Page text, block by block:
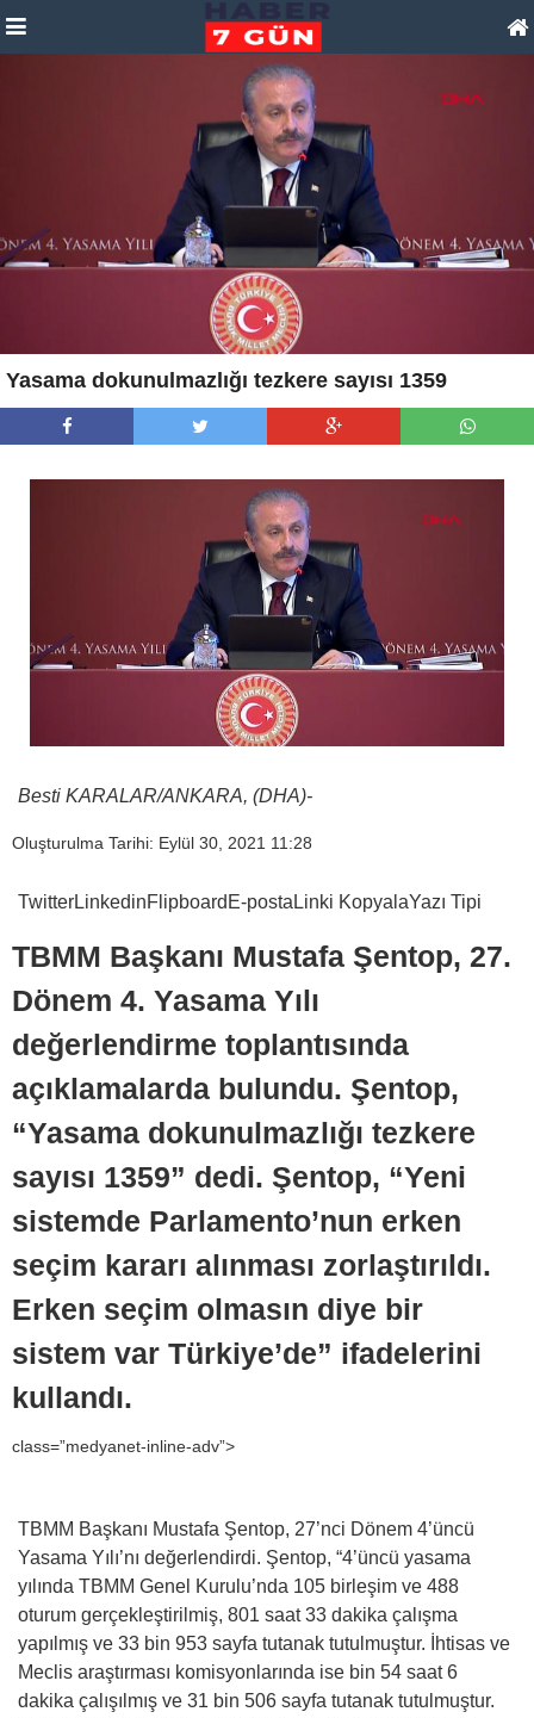
Yasama dokunulmazlığı tezkere sayısı 1359
Besti KARALAR/ANKARA, (DHA)-
Oluşturulma Tarihi: Eylül 30, 2021 11:28
TwitterLinkedinFlipboard E-posta Linki KopyalaYazı Tipi
TBMM Başkanı Mustafa Şentop, 27.
Dönem 4. Yasama Yılı
değerlendirme toplantısında
açıklamalarda bulundu. Şentop,
“Yasama dokunulmazlığı tezkere
sayısı 1359” dedi. Şentop, “Yeni
sistemde Parlamento’nun erken
seçim kararı alınması zorlaştırıldı.
Erken seçim olmasın diye bir
sistem var Türkiye’de” ifadelerini
kullandı.
class=”medyanet-inline-adv”>
TBMM Başkanı Mustafa Şentop, 27’nci Dönem 4’üncü
Yasama Yılı’nı değerlendirdi. Şentop, “4’üncü yasama
yılında TBMM Genel Kurulu’nda 105 birleşim ve 488
oturum gerçekleştirilmiş, 801 saat 33 dakika çalışma
yapılmış ve 33 bin 953 sayfa tutanak tutulmuştur. İhtisas ve
Meclis araştırması komisyonlarında ise bin 54 saat 6
dakika çalışılmış ve 31 bin 506 sayfa tutanak tutulmuştur.